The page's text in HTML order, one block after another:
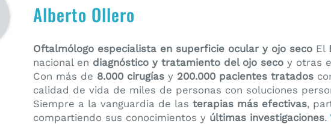
Alberto Ollero
Oftalmólogo especialista en superficie ocular y ojo secoEl
nacional en diagnóstico y tratamiento del ojo secoy otras
Con más de 8.000 cirugíasy 200.000 pacientes tratados
calidad de vida de miles de personas con soluciones
Siempre a la vanguardia de las terapias más efectivas,
compartiendo sus conocimientos y últimas investigaciones.